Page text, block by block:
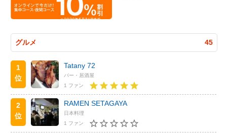
グルメ 45
1
位
Tatany 72
バー・居酒屋
1 ファン
2
位
RAMEN SETAGAYA
日本料理
1 ファン